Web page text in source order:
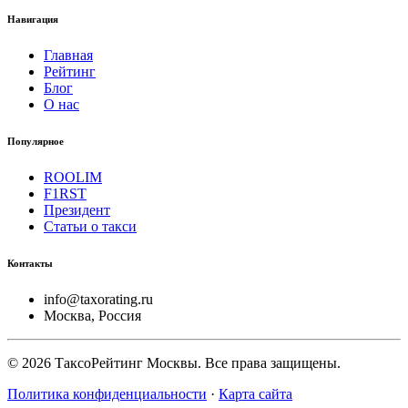
Навигация
Главная
Рейтинг
Блог
О нас
Популярное
ROOLIM
F1RST
Президент
Статьи о такси
Контакты
info@taxorating.ru
Москва, Россия
© 2026 ТаксоРейтинг Москвы. Все права защищены.
Политика конфиденциальности · Карта сайта